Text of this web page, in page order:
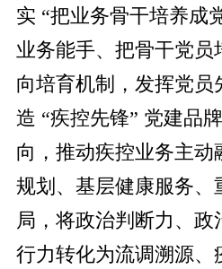
实 “把业务骨干培养成
业务能手、把骨干党员
向培育机制，发挥党员
造 “疾控先锋” 党建品
向，推动疾控业务主动
规划、基层健康服务、
局，将政治判断力、政
行力转化为流调溯源、